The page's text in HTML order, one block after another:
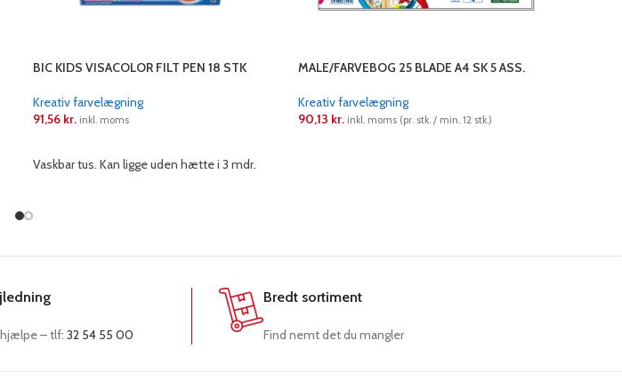
BIC KIDS VISACOLOR FILT PEN 18 STK
Kreativ farvelægning
91,56 kr. inkl. moms
Vaskbar tus. Kan ligge uden hætte i 3 mdr.
MALE/FARVEBOG 25 BLADE A4 SK 5 ASS.
Kreativ farvelægning
90,13 kr. inkl. moms (pr. stk. / min. 12 stk.)
hjælpe – tlf:32 54 55 00
Bredt sortiment
Find nemt det du mangler